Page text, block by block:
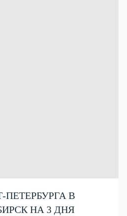
ПЕТЕРБУРГА В
НА 3 ДНЯ